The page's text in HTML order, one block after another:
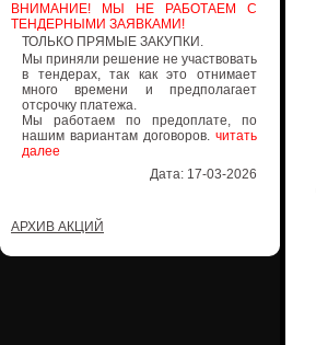
ВНИМАНИЕ! МЫ НЕ РАБОТАЕМ С
ТЕНДЕРНЫМИ ЗАЯВКАМИ!
ТОЛЬКО ПРЯМЫЕ ЗАКУПКИ.
Мы приняли решение не участвовать
в тендерах, так как это отнимает
много времени и предполагает
отсрочку платежа.
Мы работаем по предоплате, по
нашим вариантам договоров. читать
далее
Дата: 17-03-2026
АРХИВ АКЦИЙ